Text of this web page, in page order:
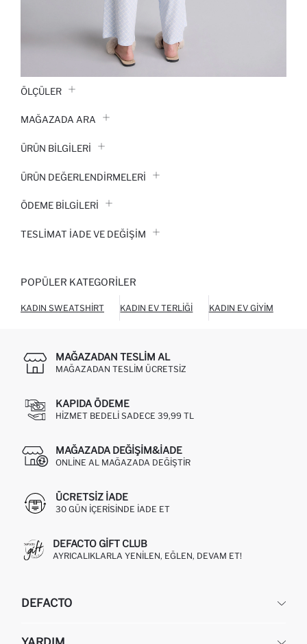
ÖLÇÜLER
MAĞAZADA ARA
ÜRÜN BILGILERI
ÜRÜN DEĞERLENDİRMELERİ
ÖDEME BİLGİLERİ
TESLIMAT İADE VE DEĞIŞIM
POPÜLER KATEGORILER
KADIN SWEATSHIRT KADIN EV TERLIĞI KADIN EV GIYIM
MAĞAZADAN TESLIM AL
MAĞAZADAN TESLIM ÜCRETSIZ
KAPIDA ÖDEME
HIZMET BEDELI SADECE 39,99 TL
MAĞAZADA DEĞIŞIM&İADE
ONLINE AL MAĞAZADA DEĞIŞTIR
ÜCRETSIZ IADE
30 GÜN IÇERISINDE IADE ET
DEFACTO GIFT CLUB
AYRICALIKLARLA YENILEN, EĞLEN, DEVAM ET!
DEFACTO